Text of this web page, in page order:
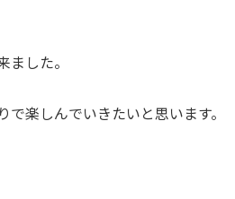
した。
楽しんでいきたいと思います。